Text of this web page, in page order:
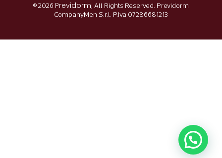
© 2026 Previdorm, All Rights Reserved. Previdorm
CompanyMen S.r.l. P.Iva 07286681213